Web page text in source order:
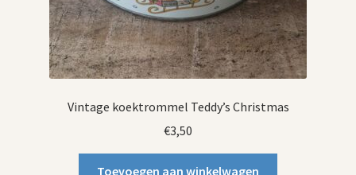
Vintage koektrommel Teddy’s Christmas
€3,50
Toevoegen aan winkelwagen